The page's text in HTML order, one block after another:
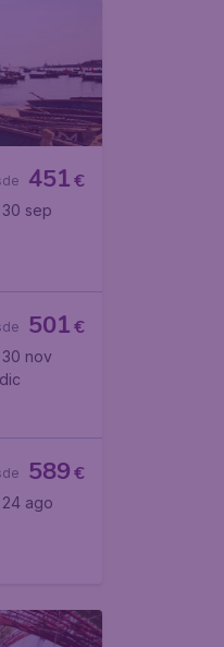
€
451
30 sep
€
501
30 nov
€
589
24 ago